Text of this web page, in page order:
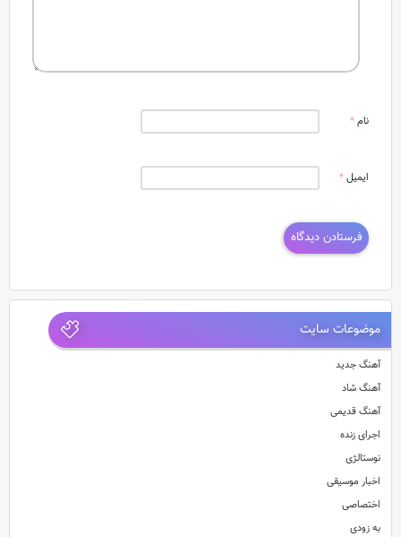
نام*
ایمیل*
موضوعات سایت
آهنگ جدید
آهنگ شاد
آهنگ قدیمی
اجرای زنده
نوستالژی
اخبار موسیقی
اختصاصی
به زودی